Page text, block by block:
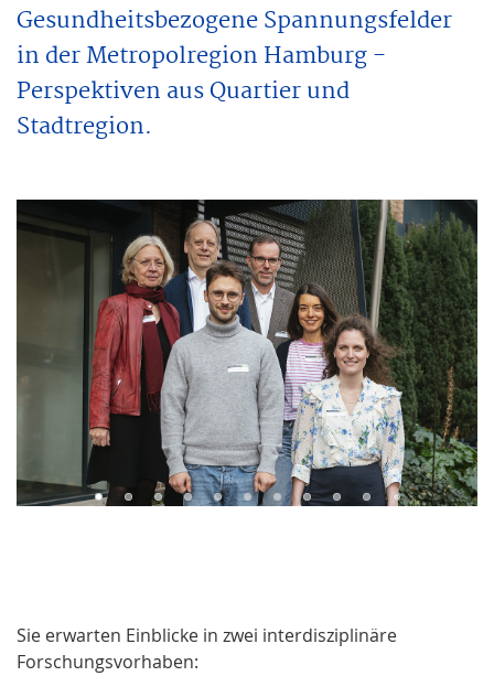
Gesundheitsbezogene Spannungsfelder
in der Metropolregion Hamburg -
Perspektiven aus Quartier und
Stadtregion.
Sie erwarten Einblicke in zwei interdisziplinäre
Forschungsvorhaben: